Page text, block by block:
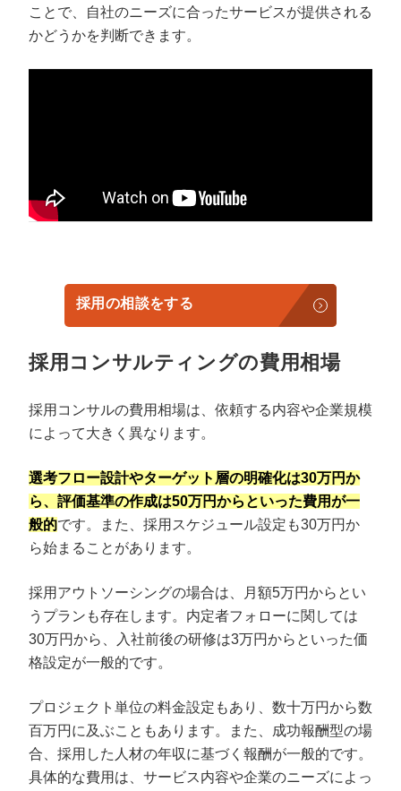
ことで、自社のニーズに合ったサービスが提供される
かどうかを判断できます。
採用の相談をする
採用コンサルティングの費用相場
採用コンサルの費用相場は、依頼する内容や企業規模
によって大きく異なります。
選考フロー設計やターゲット層の明確化は30万円か
ら、評価基準の作成は50万円からといった費用が一
般的です。また、採用スケジュール設定も30万円か
ら始まることがあります。
採用アウトソーシングの場合は、月額5万円からとい
うプランも存在します。内定者フォローに関しては
30万円から、入社前後の研修は3万円からといった価
格設定が一般的です。
プロジェクト単位の料金設定もあり、数十万円から数
百万円に及ぶこともあります。また、成功報酬型の場
合、採用した人材の年収に基づく報酬が一般的です。
具体的な費用は、サービス内容や企業のニーズによっ